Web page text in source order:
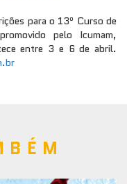
para o 13o Curso de
pelo Icumam,
entre 3 e 6 de abril.